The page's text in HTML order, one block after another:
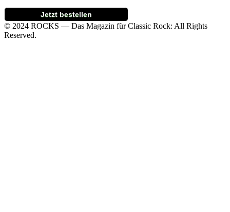
Jetzt bestellen
© 2024 ROCKS — Das Magazin für Classic Rock: All Rights
Reserved.